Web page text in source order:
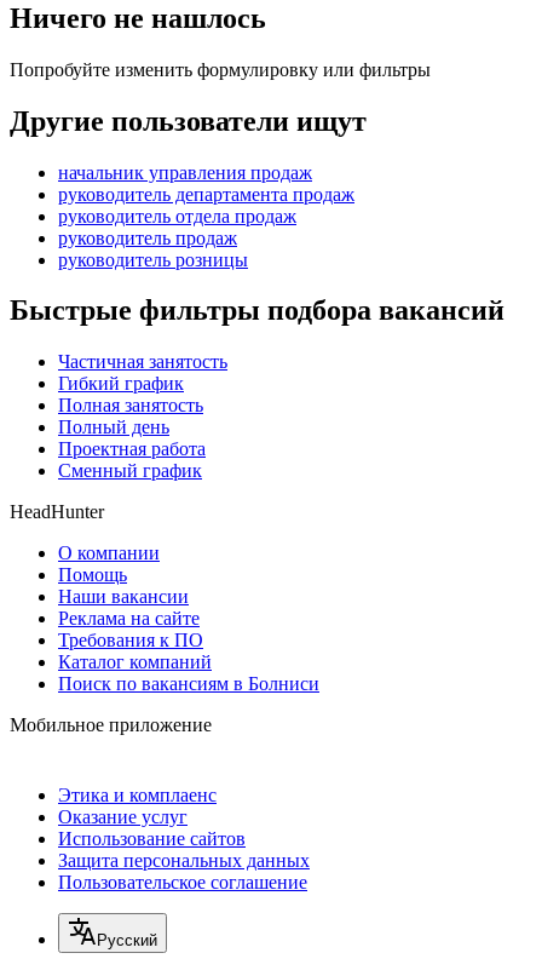
Ничего не нашлось
Попробуйте изменить формулировку или фильтры
Другие пользователи ищут
начальник управления продаж
руководитель департамента продаж
руководитель отдела продаж
руководитель продаж
руководитель розницы
Быстрые фильтры подбора вакансий
Частичная занятость
Гибкий график
Полная занятость
Полный день
Проектная работа
Сменный график
HeadHunter
О компании
Помощь
Наши вакансии
Реклама на сайте
Требования к ПО
Каталог компаний
Поиск по вакансиям в Болниси
Мобильное приложение
Этика и комплаенс
Оказание услуг
Использование сайтов
Защита персональных данных
Пользовательское соглашение
Русский